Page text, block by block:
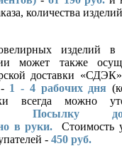
количества
изделий в
может также
доставки
1 - 4 рабочих дня
всегда можно
Посылку
в руки.
Стоимость
- 450 руб.